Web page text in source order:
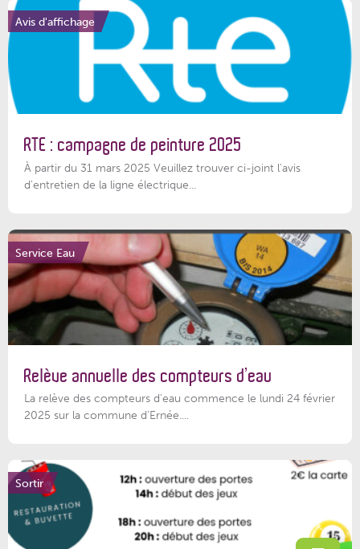
Avis d'affichage
RTE : campagne de peinture 2025
À partir du 31 mars 2025 Veuillez trouver ci-joint l'avis
d'entretien de la ligne électrique...
Service Eau
Relève annuelle des compteurs d’eau
La relève des compteurs d'eau commence le lundi 24 février
2025 sur la commune d’Ernée....
Sortir